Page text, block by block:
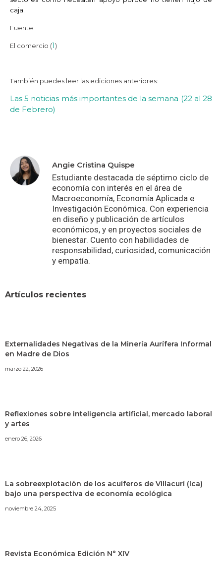
caja.
Fuente:
El comercio (1)
También puedes leer las ediciones anteriores:
Las 5 noticias más importantes de la semana (22 al 28
de Febrero)
Angie Cristina Quispe
Estudiante destacada de séptimo ciclo de
economía con interés en el área de
Macroeconomía, Economía Aplicada e
Investigación Económica. Con experiencia
en diseño y publicación de artículos
económicos, y en proyectos sociales de
bienestar. Cuento con habilidades de
responsabilidad, curiosidad, comunicación
y empatía.
Artículos recientes
Externalidades Negativas de la Minería Aurífera Informal
en Madre de Dios
marzo 22, 2026
Reflexiones sobre inteligencia artificial, mercado laboral
y artes
enero 26, 2026
La sobreexplotación de los acuíferos de Villacurí (Ica)
bajo una perspectiva de economía ecológica
noviembre 24, 2025
Revista Económica Edición N° XIV